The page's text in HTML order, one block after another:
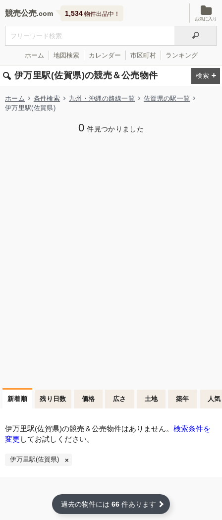
競売公売 1,534 物件出品中！
お気に入り
ホーム 地図検索 カレンダー 市区町村 ランキング
伊万里駅(佐賀県)の競売＆公売物件
ホーム 条件検索 九州・沖縄の路線一覧
佐賀県の駅一覧
伊万里駅(佐賀県)
0 件見つかりました
新着順 残り日数 価格 広さ 土地 築年 人気
伊万里駅(佐賀県)の競売＆公売物件はありません。 検索条件を
変更 してお試しください。
伊万里駅(佐賀県)
過去の物件には 66 件あります